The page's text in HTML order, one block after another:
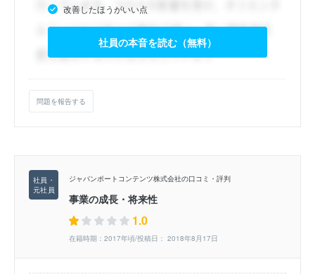
改善したほうがいい点
社員の本音を読む（無料）
問題を報告する
ジャパンポートコンテンツ株式会社の口コミ・評判
事業の成長・将来性
1.0
在籍時期：2017年頃/投稿日： 2018年8月17日